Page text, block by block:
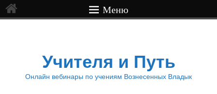
Меню
Учителя и Путь
Онлайн вебинары по учениям Вознесенных Владык